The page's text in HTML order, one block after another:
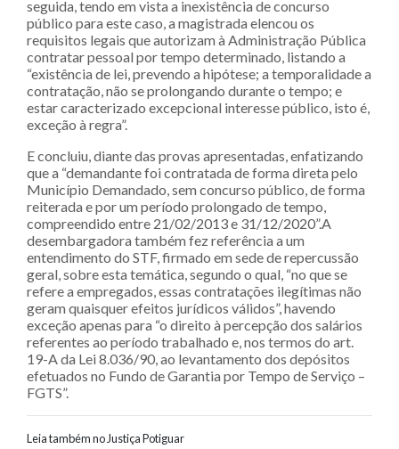
seguida, tendo em vista a inexistência de concurso
público para este caso, a magistrada elencou os
requisitos legais que autorizam à Administração Pública
contratar pessoal por tempo determinado, listando a
“existência de lei, prevendo a hipótese; a temporalidade a
contratação, não se prolongando durante o tempo; e
estar caracterizado excepcional interesse público, isto é,
exceção à regra”.
E concluiu, diante das provas apresentadas, enfatizando
que a “demandante foi contratada de forma direta pelo
Município Demandado, sem concurso público, de forma
reiterada e por um período prolongado de tempo,
compreendido entre 21/02/2013 e 31/12/2020”.A
desembargadora também fez referência a um
entendimento do STF, firmado em sede de repercussão
geral, sobre esta temática, segundo o qual, “no que se
refere a empregados, essas contratações ilegítimas não
geram quaisquer efeitos jurídicos válidos”, havendo
exceção apenas para “o direito à percepção dos salários
referentes ao período trabalhado e, nos termos do art.
19-A da Lei 8.036/90, ao levantamento dos depósitos
efetuados no Fundo de Garantia por Tempo de Serviço –
FGTS”.
Leia também no Justiça Potiguar